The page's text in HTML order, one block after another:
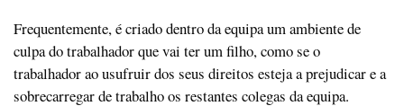
Frequentemente, é criado dentro da equipa um ambiente de
culpa do trabalhador que vai ter um filho, como se o
trabalhador ao usufruir dos seus direitos esteja a prejudicar e a
sobrecarregar de trabalho os restantes colegas da equipa.